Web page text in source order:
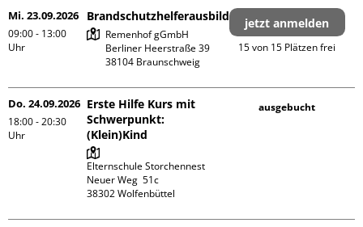
Mi. 23.09.2026
09:00 - 13:00
Uhr
Brandschutzhelferausbildung
Remenhof gGmbH
Berliner Heerstraße 39
jetzt anmelden
15 von 15 Plätzen frei
Do. 24.09.2026
18:00 - 20:30
Uhr
Erste Hilfe Kurs mit
Schwerpunkt:
(Klein)Kind
Elternschule Storchennest
Neuer Weg  51c
ausgebucht